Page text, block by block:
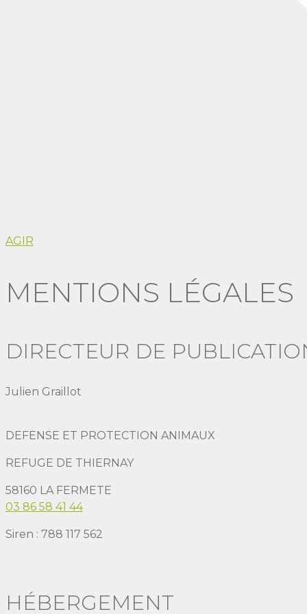
AGIR
MENTIONS LÉGALES
DIRECTEUR DE
Julien Graillot
DEFENSE ET PROTECTION ANIMAUX
REFUGE DE THIERNAY
58160 LA FERMETE
03 86 58 41 44
Siren : 788 117 562
HÉBERGEMENT